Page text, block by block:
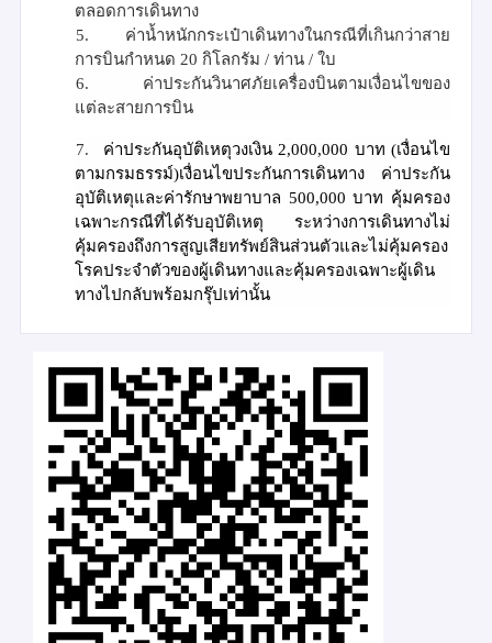
ตลอดการเดินทาง
5.
ค่าน้ำหนักกระเป๋าเดินทางในกรณีที่เกินกว่าสาย
การบินกำหนด 20 กิโลกรัม / ท่าน / ใบ
6.
ค่าประกันวินาศภัยเครื่องบินตามเงื่อนไขของ
แต่ละสายการบิน
7. ค่าประกันอุบัติเหตุวงเงิน 2,000,000 บาท (เงื่อนไข
ตามกรมธรรม์)เงื่อนไขประกันการเดินทาง ค่าประกัน
อุบัติเหตุและค่ารักษาพยาบาล 500,000 บาท คุ้มครอง
เฉพาะกรณีที่ได้รับอุบัติเหตุ ระหว่างการเดินทางไม่
คุ้มครองถึงการสูญเสียทรัพย์สินส่วนตัวและไม่คุ้มครอง
โรคประจำตัวของผู้เดินทางและคุ้มครองเฉพาะผู้เดิน
ทางไปกลับพร้อมกรุ๊ปเท่านั้น